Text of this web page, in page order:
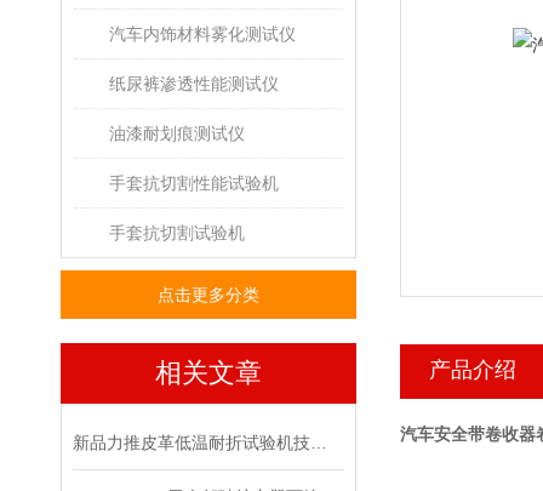
汽车内饰材料雾化测试仪
纸尿裤渗透性能测试仪
油漆耐划痕测试仪
手套抗切割性能试验机
手套抗切割试验机
点击更多分类
相关文章 产品介绍
汽车安全带卷收器